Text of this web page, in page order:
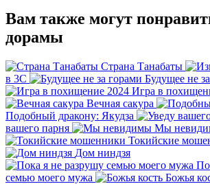
Вам также могут
дорамы
Страна Танабаты
в 3С
Будущее не
Игра в
Вечная сакура
Подобный дракону: Якудза
вашего парня
Мы
Токийские
Дом ниндзя
семью моего мужа
Божья